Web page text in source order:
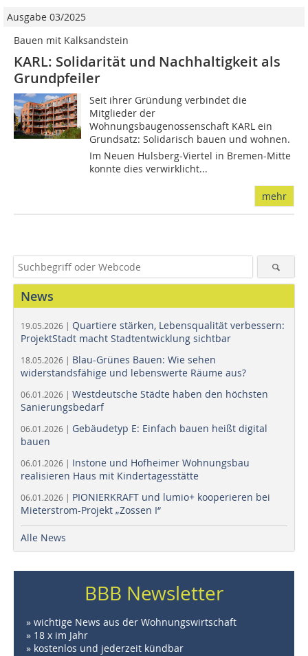
Ausgabe 03/2025
Bauen mit Kalksandstein
KARL: Solidarität und Nachhaltigkeit als
Grundpfeiler
Seit ihrer Gründung verbindet die
Mitglieder der
Wohnungsbaugenossenschaft KARL ein
Grundsatz: Solidarisch bauen und wohnen.
Im Neuen Hulsberg-Viertel in Bremen-Mitte
konnte dies verwirklicht...
mehr
News
19.05.2026 | Quartiere stärken, Lebensqualität verbessern:
ProjektStadt macht Stadtentwicklung sichtbar
18.05.2026 | Blau-Grünes Bauen: Wie sehen
widerstandsfähige und lebenswerte Räume aus?
06.01.2026 | Westdeutsche Städte haben den höchsten
Sanierungsbedarf
06.01.2026 | Gebäudetyp E: Einfach bauen heißt digital
bauen
06.01.2026 | Instone und Hofheimer Wohnungsbau
realisieren Haus mit Kindertagesstätte
06.01.2026 | PIONIERKRAFT und lumio+ kooperieren bei
Mieterstrom-Projekt „Zossen I“
Alle News
BBB Newsletter
» wichtige News aus der Wohnungswirtschaft
» 18 x im Jahr
» kostenlos und jederzeit kündbar